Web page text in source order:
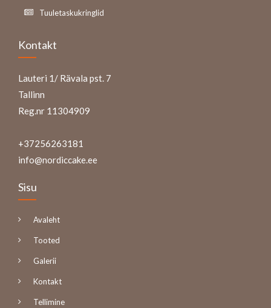
Tuuletaskukringlid
Kontakt
Lauteri 1/ Rävala pst. 7
Tallinn
Reg.nr 11304909
+37256263181
info@nordiccake.ee
Sisu
Avaleht
Tooted
Galerii
Kontakt
Tellimine